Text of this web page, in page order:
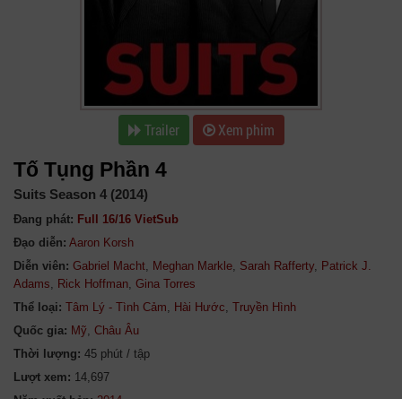
Trailer Xem phim
Tố Tụng Phần 4
Suits Season 4 (2014)
Đang phát: Full 16/16 VietSub
Đạo diễn: Aaron Korsh
Diễn viên: Gabriel Macht, Meghan Markle, Sarah Rafferty, Patrick J.
Adams, Rick Hoffman, Gina Torres
Thể loại: Tâm Lý - Tình Cảm, Hài Hước, Truyền Hình
Quốc gia: Mỹ, Châu Âu
Thời lượng: 45 phút / tập
Lượt xem: 14,697